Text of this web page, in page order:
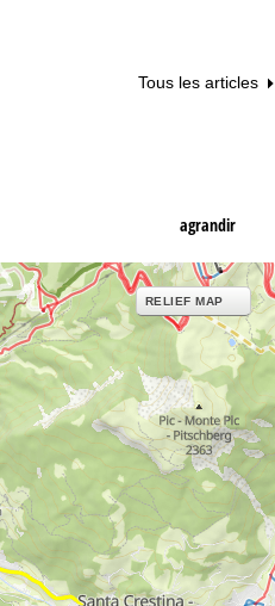
Tous les articles
agrandir
RELIEF MAP